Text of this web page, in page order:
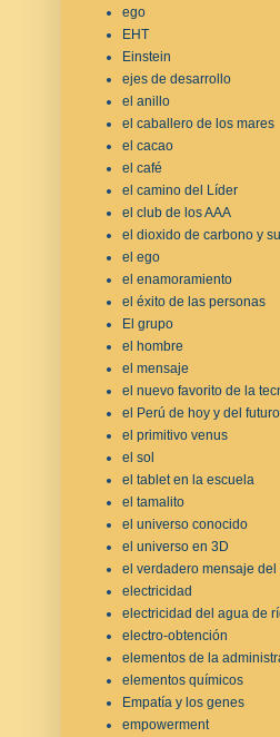
ego
EHT
Einstein
ejes de desarrollo
el anillo
el caballero de los mares
el cacao
el café
el camino del Líder
el club de los AAA
el dioxido de carbono y
el ego
el enamoramiento
el éxito de las personas
El grupo
el hombre
el mensaje
el nuevo favorito de la
el Perú de hoy y del futuro
el primitivo venus
el sol
el tablet en la escuela
el tamalito
el universo conocido
el universo en 3D
el verdadero mensaje
electricidad
electricidad del agua de
electro-obtención
elementos de la
elementos químicos
Empatía y los genes
empowerment